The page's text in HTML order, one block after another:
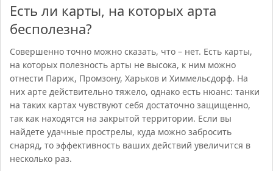
Есть ли карты, на которых арта
бесполезна?
Совершенно точно можно сказать, что – нет. Есть карты,
на которых полезность арты не высока, к ним можно
отнести Париж, Промзону, Харьков и Химмельсдорф. На
них арте действительно тяжело, однако есть нюанс: танки
на таких картах чувствуют себя достаточно защищенно,
так как находятся на закрытой территории. Если вы
найдете удачные прострелы, куда можно забросить
снаряд, то эффективность ваших действий увеличится в
несколько раз.